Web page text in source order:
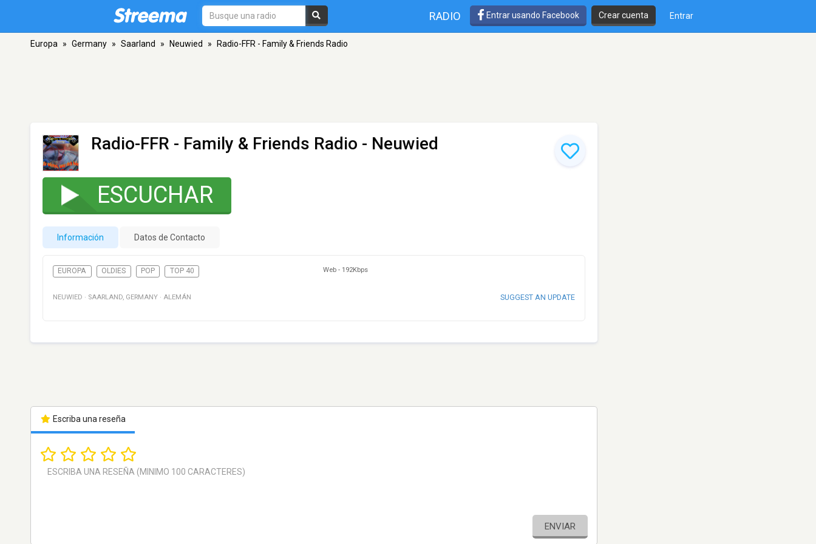
RADIO Entrar usando Facebook Crear cuenta Entrar
Europa » Germany » Saarland » Neuwied » Radio-FFR - Family & Friends Radio
Radio-FFR - Family & Friends Radio - Neuwied
ESCUCHAR
Información Datos de Contacto
EUROPA OLDIES POP TOP 40 Web - 192Kbps
NEUWIED · SAARLAND, GERMANY · ALEMÁN SUGGEST AN UPDATE
Escriba una reseña
ENVIAR